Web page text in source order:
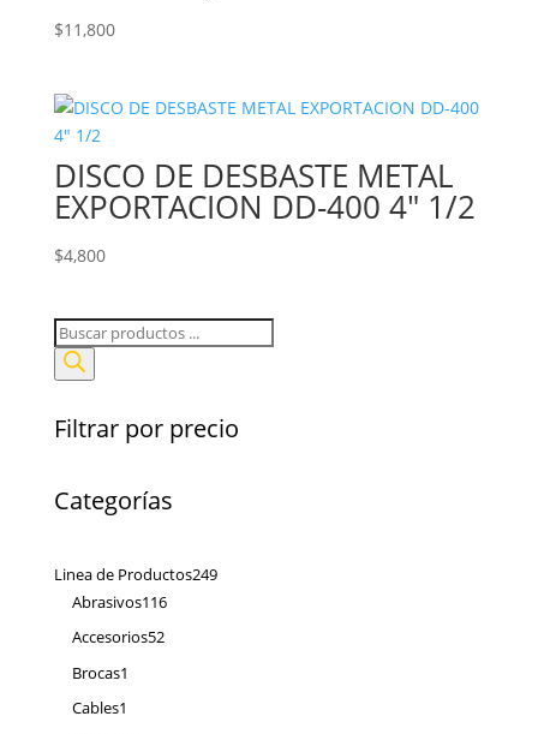
$11,800
DISCO DE DESBASTE METAL
EXPORTACION DD-400 4″ 1/2
$4,800
Búsqueda
de
productos
Filtrar por precio
Categorías
Linea de Productos249249
Abrasivos116116
Accesorios5252
Brocas1
Cables1